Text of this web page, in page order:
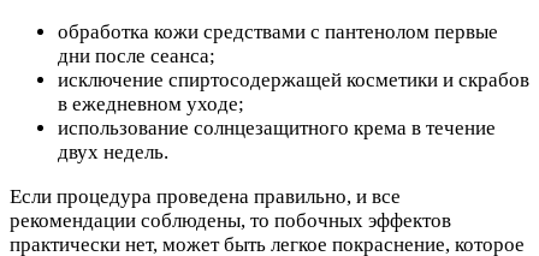
обработка кожи средствами с пантенолом первые
дни после сеанса;
исключение спиртосодержащей косметики и скрабов
в ежедневном уходе;
использование солнцезащитного крема в течение
двух недель.
Если процедура проведена правильно, и все
рекомендации соблюдены, то побочных эффектов
практически нет, может быть легкое покраснение, которое